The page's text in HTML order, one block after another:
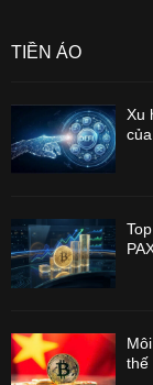
TIỀN ẢO
Xu
thế